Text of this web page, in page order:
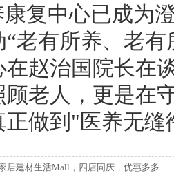
复中心已成为
老有所养、老
在赵治国院长在
老人，更是在
正做到"医养无
居建材生活Mall，四店同庆，优惠多多